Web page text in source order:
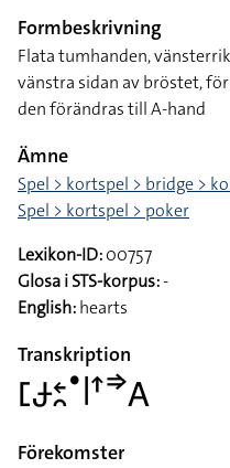
Formbeskrivning
Flata tumhanden,
vänstra sidan av bröstet,
den förändras till A-hand
Ämne
Spel > kortspel > bridge >
Spel > kortspel > poker
Lexikon-ID:00757
Glosa i STS-korpus:-
English:hearts
Transkription
􌤕􌥂􌥓􌥘􌤟􌥼􌦃􌦆􌤤
Förekomster